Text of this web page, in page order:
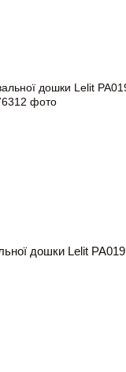
дошки Lelit PA019